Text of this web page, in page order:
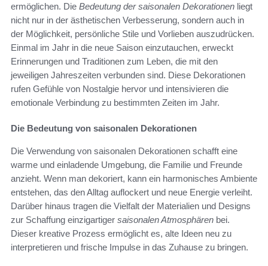
ermöglichen. Die Bedeutung der saisonalen Dekorationen liegt
nicht nur in der ästhetischen Verbesserung, sondern auch in
der Möglichkeit, persönliche Stile und Vorlieben auszudrücken.
Einmal im Jahr in die neue Saison einzutauchen, erweckt
Erinnerungen und Traditionen zum Leben, die mit den
jeweiligen Jahreszeiten verbunden sind. Diese Dekorationen
rufen Gefühle von Nostalgie hervor und intensivieren die
emotionale Verbindung zu bestimmten Zeiten im Jahr.
Die Bedeutung von saisonalen Dekorationen
Die Verwendung von saisonalen Dekorationen schafft eine
warme und einladende Umgebung, die Familie und Freunde
anzieht. Wenn man dekoriert, kann ein harmonisches Ambiente
entstehen, das den Alltag auflockert und neue Energie verleiht.
Darüber hinaus tragen die Vielfalt der Materialien und Designs
zur Schaffung einzigartiger saisonalen Atmosphären bei.
Dieser kreative Prozess ermöglicht es, alte Ideen neu zu
interpretieren und frische Impulse in das Zuhause zu bringen.